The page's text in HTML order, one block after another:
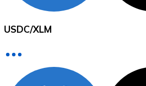
Efectivo
Añade fondos a tu cuenta
USDC/XLM